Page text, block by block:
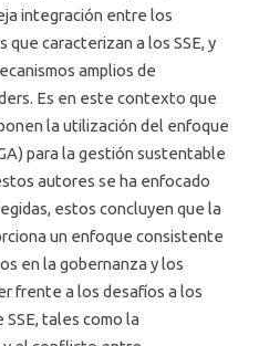
integración entre los
que caracterizan a los SSE, y
amplios de
Es en este contexto que
la utilización del enfoque
para la gestión sustentable
autores se ha enfocado
estos concluyen que la
un enfoque consistente
en la gobernanza y los
frente a los desafíos a los
tales como la